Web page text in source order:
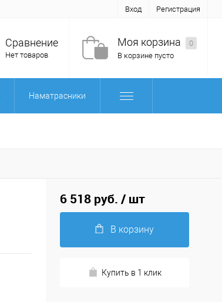
Вход Регистрация
Сравнение
Нет товаров
Моя корзина
0
В корзине пусто
Наматрасники
6 518 руб. / шт
В корзину
Купить в 1 клик